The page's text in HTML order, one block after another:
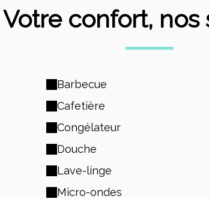
Votre confort, nos
Barbecue
Cafetière
Congélateur
Douche
Lave-linge
Micro-ondes